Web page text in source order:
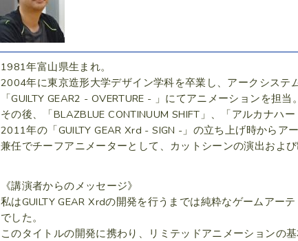
1981年富山県生まれ。
2004年に東京造形大学デザイン学科を卒業し、アークシステ
「GUILTY GEAR2 - OVERTURE - 」にてアニメーションを担当。
その後、「BLAZBLUE CONTINUUM SHIFT」、「アルカナハー
2011年の「GUILTY GEAR Xrd - SIGN -」の立ち上げ時からア
兼任でチーフアニメーターとして、カットシーンの演出および
《講演者からのメッセージ》
私はGUILTY GEAR Xrdの開発を行うまでは純粋なゲームアー
でした。
このタイトルの開発に携わり、リミテッドアニメーションの